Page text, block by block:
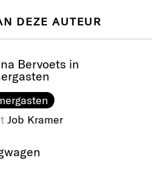
DEZE AUTEUR
Bervoets in
Job Kramer